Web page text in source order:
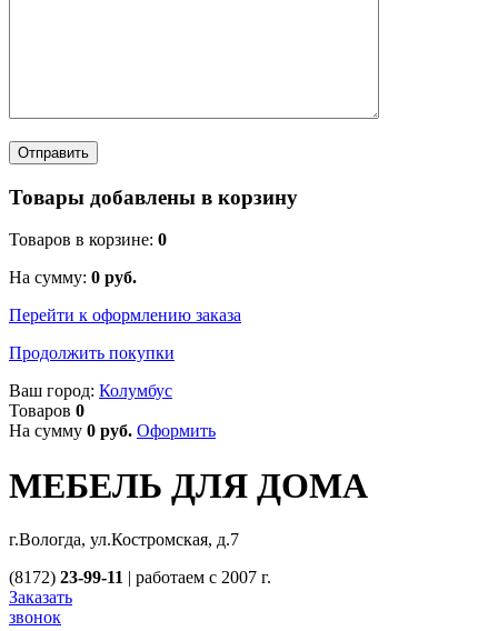
Товары добавлены в корзину
Товаров в корзине: 0
На сумму: 0 руб.
Перейти к оформлению заказа
Продолжить покупки
Ваш город: Колумбус
Товаров 0
На сумму 0 руб. Оформить
МЕБЕЛЬ ДЛЯ ДОМА
г.Вологда, ул.Костромская, д.7
(8172) 23-99-11 | работаем с 2007 г.
Заказать
звонок